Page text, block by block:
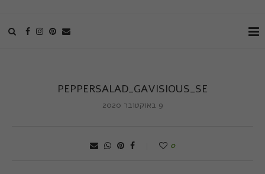
PEPPERSALAD_GAVISIOUS_SE
9 באוקטובר 2020
0